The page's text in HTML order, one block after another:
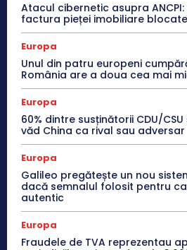
Atacul cibernetic asupra
factura pieței imobiliare
Europa
Unul din patru europeni
România are a doua cea mai
Europa
60% dintre susținătorii CDU/CSU
văd China ca rival sau adversar
Europa
Galileo pregătește un nou
dacă semnalul folosit pentru
autentic
Europa
Fraudele de TVA reprezentau